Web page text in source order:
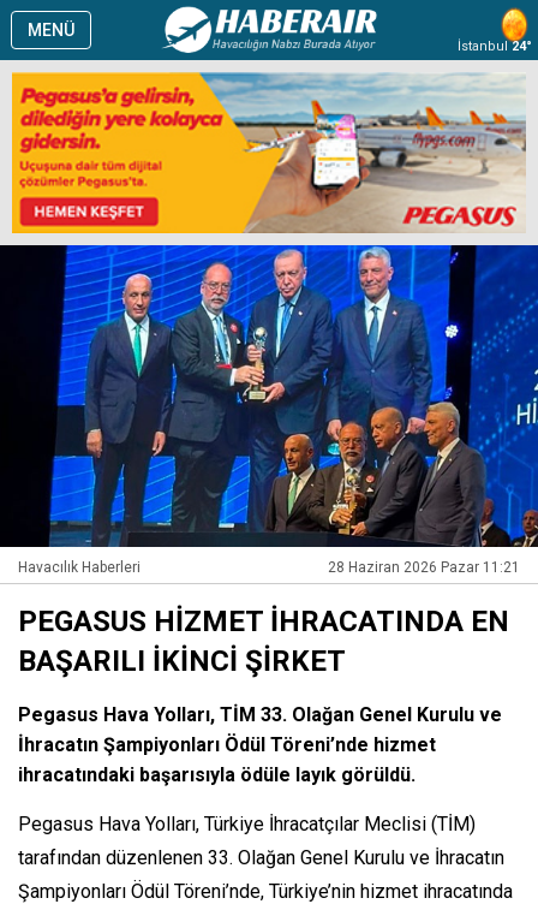
MENÜ
İstanbul24°
Havacılık Haberleri 28 Haziran 2026 Pazar 11:21
PEGASUS HİZMET İHRACATINDA EN
BAŞARILI İKİNCİ ŞİRKET
Pegasus Hava Yolları, TİM 33. Olağan Genel Kurulu ve
İhracatın Şampiyonları Ödül Töreni’nde hizmet
ihracatındaki başarısıyla ödüle layık görüldü.
Pegasus Hava Yolları, Türkiye İhracatçılar Meclisi (TİM)
tarafından düzenlenen 33. Olağan Genel Kurulu ve İhracatın
Şampiyonları Ödül Töreni’nde, Türkiye’nin hizmet ihracatında